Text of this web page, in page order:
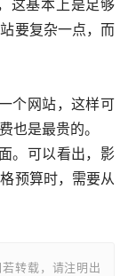
要复杂一点，而
也是最贵的。
预算时，需要从
转载，请注明出